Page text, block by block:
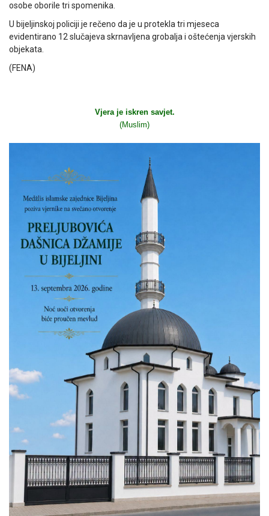
osobe oborile tri spomenika.
U bijeljinskoj policiji je rečeno da je u protekla tri mjeseca
evidentirano 12 slučajeva skrnavljena grobalja i oštećenja vjerskih
objekata.
(FENA)
Vjera je iskren savjet.
(Muslim)